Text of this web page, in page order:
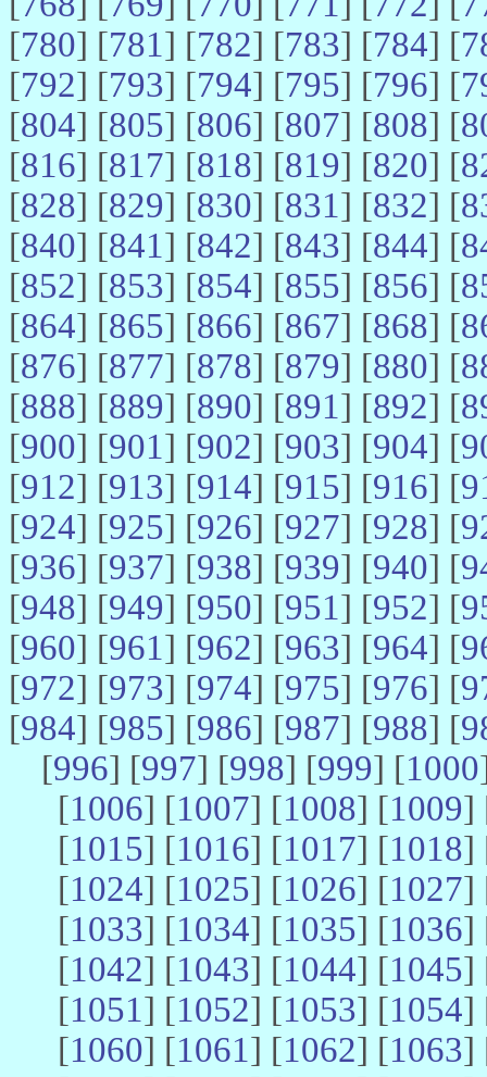
[780] [781] [782] [783] [784] [
[792] [793] [794] [795] [796] [
[804] [805] [806] [807] [808] [
[816] [817] [818] [819] [820] [
[828] [829] [830] [831] [832] [
[840] [841] [842] [843] [844] [
[852] [853] [854] [855] [856] [
[864] [865] [866] [867] [868] [
[876] [877] [878] [879] [880] [
[888] [889] [890] [891] [892] [
[900] [901] [902] [903] [904] [
[912] [913] [914] [915] [916] [
[924] [925] [926] [927] [928] [
[936] [937] [938] [939] [940] [
[948] [949] [950] [951] [952] [
[960] [961] [962] [963] [964] [
[972] [973] [974] [975] [976] [
[984] [985] [986] [987] [988] [
[996] [997] [998] [999] [1000
[1006] [1007] [1008] [1009]
[1015] [1016] [1017] [1018]
[1024] [1025] [1026] [1027]
[1033] [1034] [1035] [1036]
[1042] [1043] [1044] [1045]
[1051] [1052] [1053] [1054]
[1060] [1061] [1062] [1063]